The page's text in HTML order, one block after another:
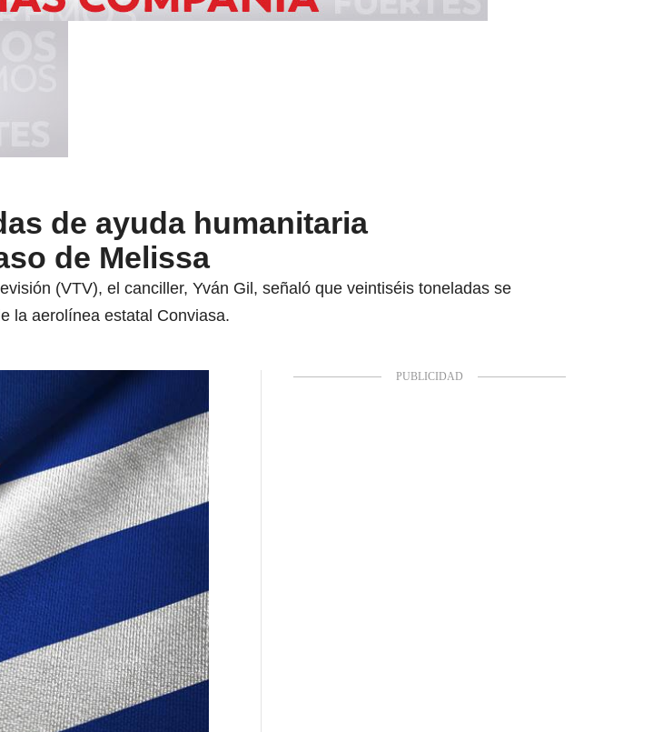
de ayuda humanitaria
de Melissa
(VTV), el canciller, Yván Gil, señaló que veintiséis toneladas se
la aerolínea estatal Conviasa.